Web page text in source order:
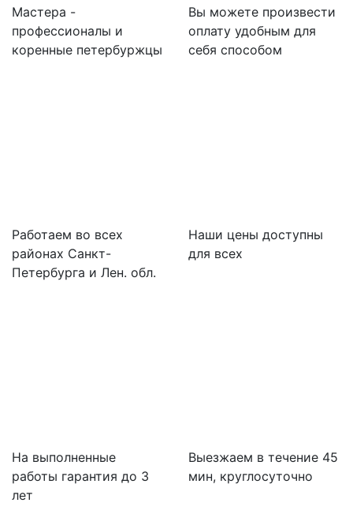
Мастера -
профессионалы и
коренные петербуржцы
Вы можете произвести
оплату удобным для
себя способом
Работаем во всех
районах Санкт-
Петербурга и Лен. обл.
Наши цены доступны
для всех
На выполненные
работы гарантия до 3
лет
Выезжаем в течение 45
мин, круглосуточно